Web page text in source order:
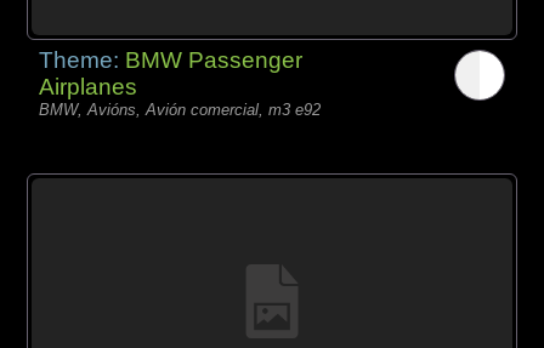
Theme: BMW Passenger
Airplanes
BMW, Avións, Avión comercial, m3 e92